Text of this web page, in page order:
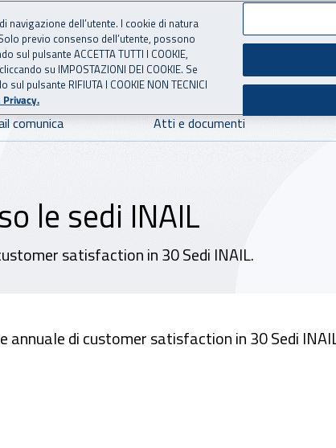
l'Assicurazione
comunica Atti e documenti
le sedi INAIL
satisfaction in 30 Sedi INAIL.
annuale di customer satisfaction in 30 Sedi
dell’utente. I cookie di natura
previo consenso dell’utente, possono
pulsante ACCETTA TUTTI I COOKIE,
su IMPOSTAZIONI DEI COOKIE. Se
pulsante RIFIUTA I COOKIE NON TECNICI